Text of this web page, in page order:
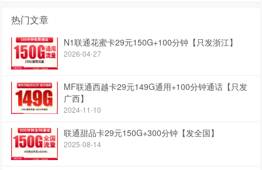
热门文章
N1联通花蜜卡29元150G+100分钟【只发浙江】
2026-04-27
MF联通西越卡29元149G通用+100分钟通话【只发
广西】
2024-11-10
联通甜品卡29元150G+300分钟【发全国】
2025-08-14